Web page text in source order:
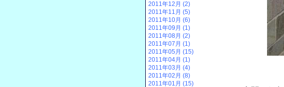
2011年12月 (2)
2011年11月 (5)
2011年10月 (6)
2011年09月 (1)
2011年08月 (2)
2011年07月 (1)
2011年05月 (15)
2011年04月 (1)
2011年03月 (4)
2011年02月 (8)
2011年01月 (15)